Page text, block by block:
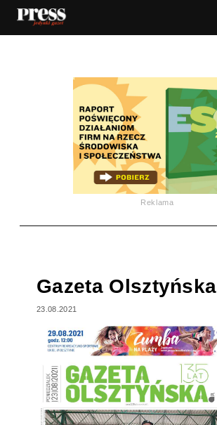
Reklama
Gazeta Olsztyńska
23.08.2021